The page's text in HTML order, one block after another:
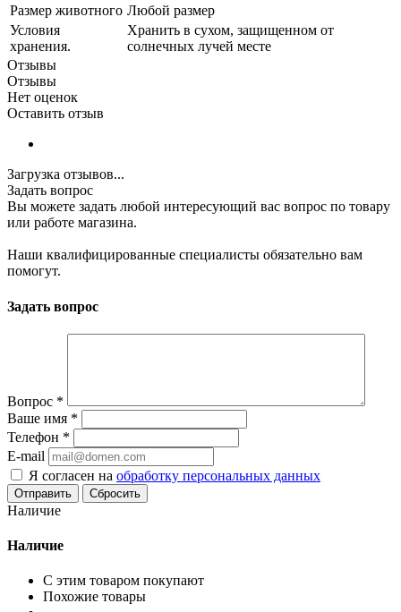
Размер животного Любой размер
Условия
хранения.
Хранить в сухом, защищенном от
солнечных лучей месте
Отзывы
Отзывы
Нет оценок
Оставить отзыв
Загрузка отзывов...
Задать вопрос
Вы можете задать любой интересующий вас вопрос по товару
или работе магазина.
Наши квалифицированные специалисты обязательно вам
помогут.
Задать вопрос
Вопрос *
Ваше имя *
Телефон *
E-mail
Я согласен на обработку персональных данных
Сбросить
Наличие
Наличие
С этим товаром покупают
Похожие товары